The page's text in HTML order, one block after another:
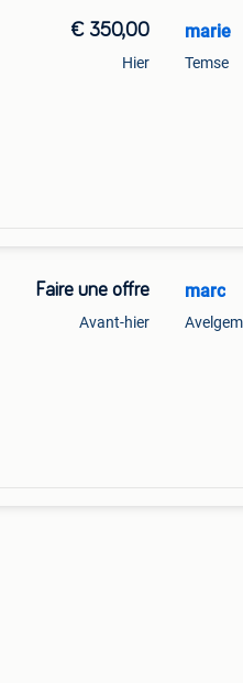
€ 350,00
Hier
marie
Temse
Faire une offre
Avant-hier
marc